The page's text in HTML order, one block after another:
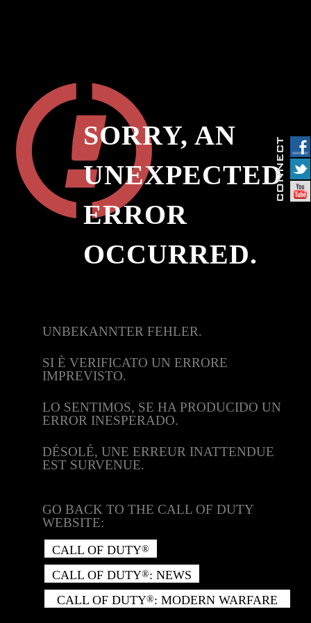
SORRY, AN
UNEXPECTED
ERROR
OCCURRED.
UNBEKANNTER FEHLER.
SI È VERIFICATO UN ERRORE
IMPREVISTO.
LO SENTIMOS, SE HA PRODUCIDO UN
ERROR INESPERADO.
DÉSOLÉ, UNE ERREUR INATTENDUE
EST SURVENUE.
GO BACK TO THE CALL OF DUTY
WEBSITE:
CALL OF DUTY®
CALL OF DUTY®: NEWS
CALL OF DUTY®: MODERN WARFARE